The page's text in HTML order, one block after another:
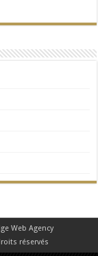
Web Agency
réservés